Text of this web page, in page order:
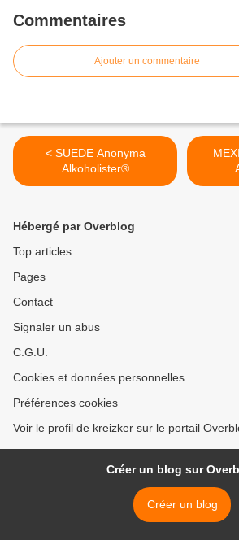
Commentaires
Ajouter un commentaire
< SUEDE Anonyma
Alkoholister®
Hébergé par Overblog
Top articles
Pages
Contact
Signaler un abus
C.G.U.
Cookies et données personnelles
Préférences cookies
Voir le profil de kreizker sur le portail
Créer un blog sur
Créer un blog